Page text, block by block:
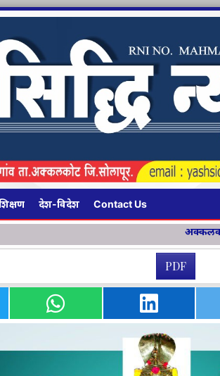
देश-विदेश Contact Us
अक्कलकोटमध्ये १३४ किमी
PDF